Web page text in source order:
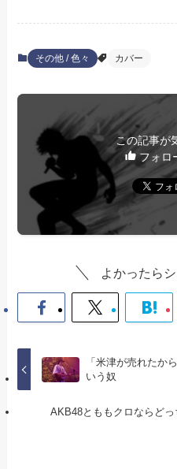
その他 / 色々 カバー
この記事が
フォロ
よかったら
「米津が売れたか
いう奴
AKB48とももクロならど